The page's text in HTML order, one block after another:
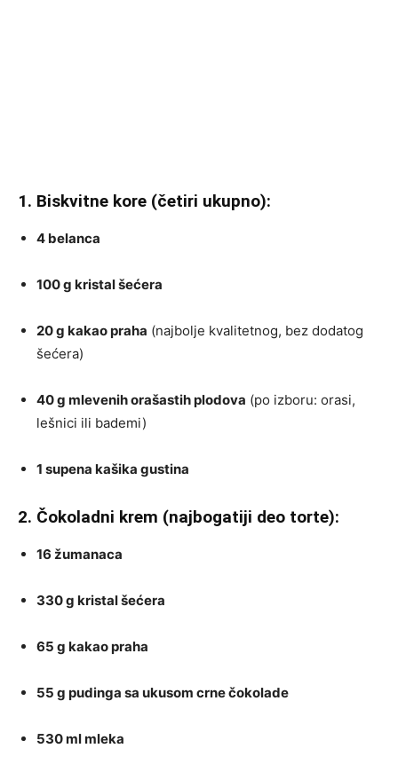
1. Biskvitne kore (četiri ukupno):
4 belanca
100 g kristal šećera
20 g kakao praha (najbolje kvalitetnog, bez dodatog
šećera)
40 g mlevenih orašastih plodova (po izboru: orasi,
lešnici ili bademi)
1 supena kašika gustina
2. Čokoladni krem (najbogatiji deo torte):
16 žumanaca
330 g kristal šećera
65 g kakao praha
55 g pudinga sa ukusom crne čokolade
530 ml mleka